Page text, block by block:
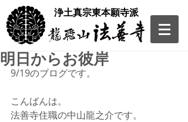
​浄土真宗東本願寺派
明日からお彼岸
9/19のブログです。
こんばんは。
法善寺住職の中山龍之介です。